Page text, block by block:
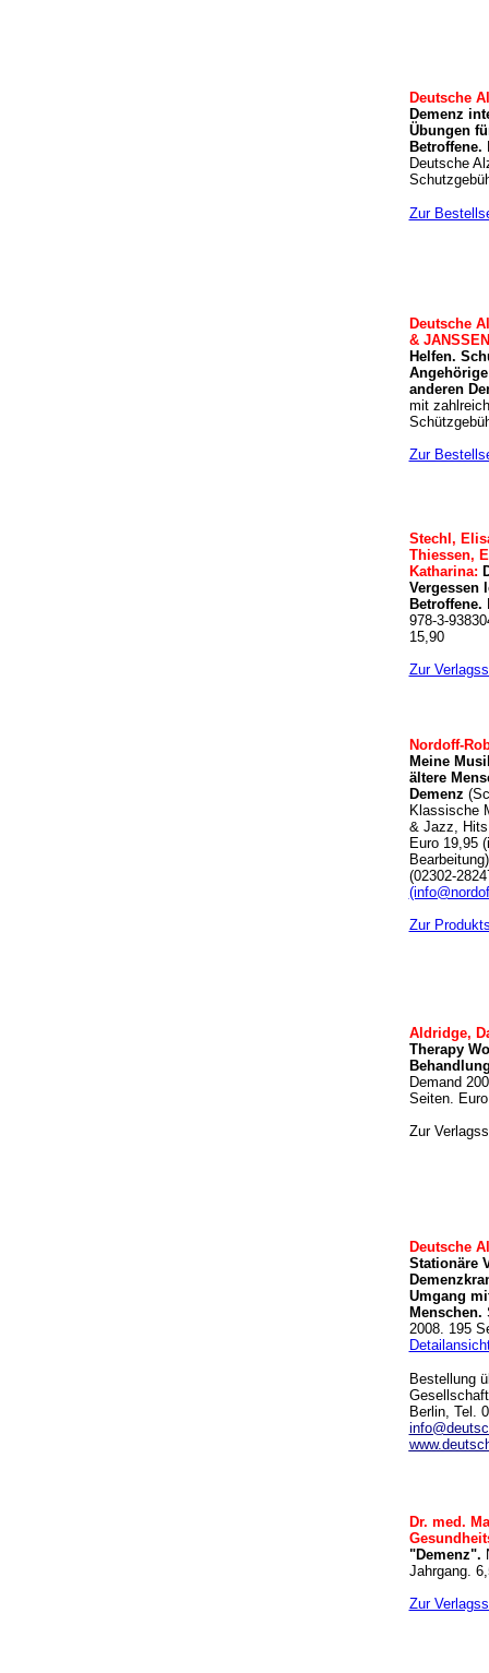
Deutsche
Demenz
Übungen
Betroffene.
Deutsche
Zur
Deutsche
&
Helfen.
anderen
mit
Zur
Stechl,
Thiessen,
Katharina:
Vergessen
Betroffene.
978-3-
15,90
Zur
Nordoff-
Meine
ältere
Demenz
Klassische
& Jazz, Hits
Euro 19,95
(02302-
Zur
Aldridge,
Therapy
Demand
Seiten.
Zur
Deutsche
Stationäre
Umgang
Menschen.
2008. 195
Bestellung
Berlin, Tel.
Dr. med.
"Demenz".
Jahrgang.
Zur